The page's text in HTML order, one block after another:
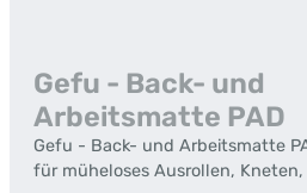
Gefu - Back- und
Arbeitsmatte PAD
Gefu - Back- und Arbeitsmatte
für müheloses Ausrollen,